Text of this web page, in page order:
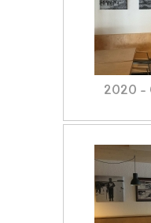
2020 -